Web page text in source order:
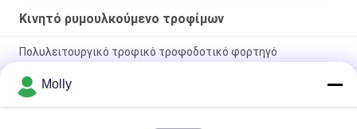
Κινητό ρυμουλκούμενο τροφίμων
Πολυλειτουργικό τροφικό τροφοδοτικό φορτηγό
Τρολεϊβικό φορτηγό Citroen Πλήρως εξοπλισμένο
ρυμουλκούμενο παραχώρησης γρήγορου φαγητού φορτηγό
Citroen κινητό ρυμουλκούμενο φαγητού
Molly